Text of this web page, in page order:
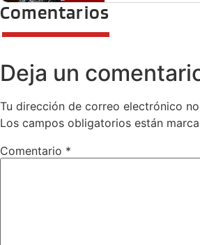
Comentarios
Deja un
Tu dirección de correo electrónico
Los campos obligatorios están
Comentario *